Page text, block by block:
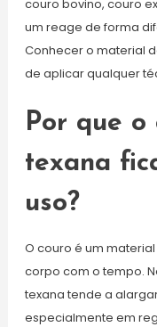
couro bovino, couro
um reage de forma
Conhecer o material
de aplicar qualquer
Por que o
texana
uso?
O couro é um
corpo com o tempo.
texana tende a
especialmente em